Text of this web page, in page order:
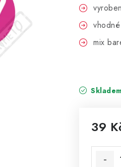
mix
Skladem
39